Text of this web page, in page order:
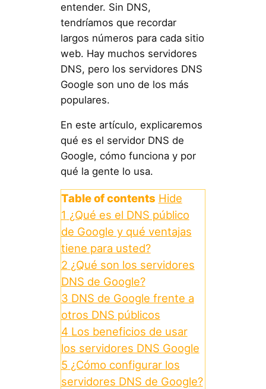
entender. Sin DNS,
tendríamos que recordar
largos números para cada sitio
web. Hay muchos servidores
DNS, pero los servidores DNS
Google son uno de los más
populares.
En este artículo, explicaremos
qué es el servidor DNS de
Google, cómo funciona y por
qué la gente lo usa.
Table of contents Hide
1 ¿Qué es el DNS público
de Google y qué ventajas
tiene para usted?
2 ¿Qué son los servidores
DNS de Google?
3 DNS de Google frente a
otros DNS públicos
4 Los beneficios de usar
los servidores DNS Google
5 ¿Cómo configurar los
servidores DNS de Google?